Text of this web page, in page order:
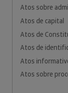
Atos sobre
Atos de capital
Atos de
Atos de
Atos
Atos sobre